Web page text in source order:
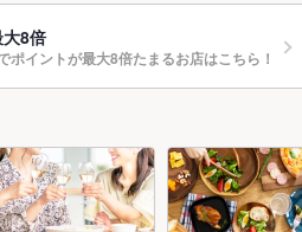
8倍
ポイントが最大8倍たまるお店はこちら！